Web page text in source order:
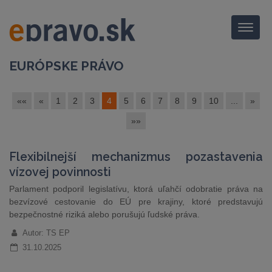
Menu
EURÓPSKE PRÁVO
«« « 1 2 3 4 5 6 7 8 9 10 »
»»
Flexibilnejší mechanizmus pozastavenia
vízovej povinnosti
Parlament podporil legislatívu, ktorá uľahčí odobratie práva na
bezvízové cestovanie do EÚ pre krajiny, ktoré predstavujú
bezpečnostné riziká alebo porušujú ľudské práva.
Autor: TS EP
31.10.2025